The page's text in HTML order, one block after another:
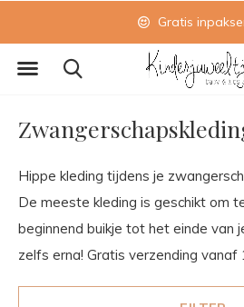
Gratis
Hippe kleding tijdens je
De meeste kleding is geschikt om
beginnend buikje tot het einde van
zelfs erna! Gratis verzending vanaf